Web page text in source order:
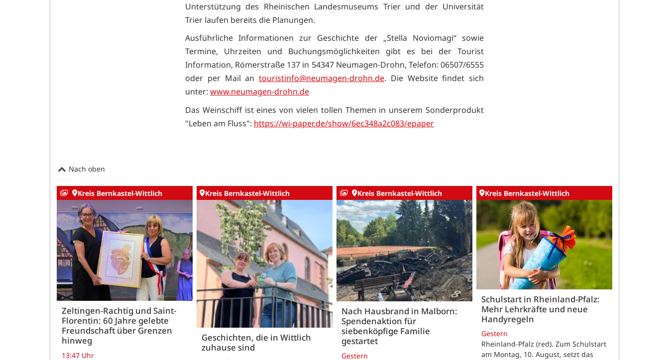
Unterstützung des Rheinischen Landesmuseums Trier und der Universität
Trier laufen bereits die Planungen.
Ausführliche Informationen zur Geschichte der „Stella Noviomagi“ sowie
Termine, Uhrzeiten und Buchungsmöglichkeiten gibt es bei der Tourist
Information, Römerstraße 137 in 54347 Neumagen-Drohn, Telefon: 06507/6555
oder per Mail an touristinfo@neumagen-drohn.de. Die Website findet sich
unter: www.neumagen-drohn.de
Das Weinschiff ist eines von vielen tollen Themen in unserem Sonderprodukt
"Leben am Fluss": https://wi-paper.de/show/6ec348a2c083/epaper
Nach oben
Kreis Bernkastel-Wittlich
Zeltingen-Rachtig und Saint-
Florentin: 60 Jahre gelebte
Freundschaft über Grenzen
hinweg
13:47 Uhr
Kreis Bernkastel-Wittlich
Geschichten, die in Wittlich
zuhause sind
Kreis Bernkastel-Wittlich
Nach Hausbrand in Malborn:
Spendenaktion für
siebenköpfige Familie
gestartet
Gestern
Kreis Bernkastel-Wittlich
Schulstart in Rheinland-Pfalz:
Mehr Lehrkräfte und neue
Handyregeln
Gestern
Rheinland-Pfalz (red). Zum Schulstart
am Montag, 10. August, setzt das